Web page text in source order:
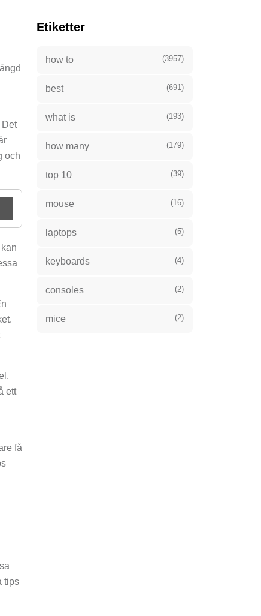
Det
och
ett
få
tips
Etiketter
how to (3957)
best (691)
what is (193)
how many (179)
top 10 (39)
mouse (16)
laptops (5)
keyboards (4)
consoles (2)
mice (2)